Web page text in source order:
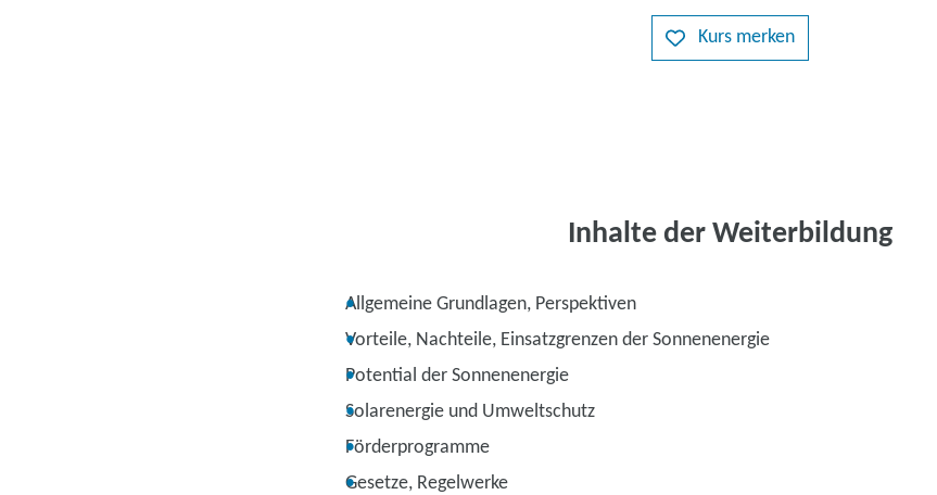
Kurs merken
Inhalte der Weiterbildung
Allgemeine Grundlagen, Perspektiven
Vorteile, Nachteile, Einsatzgrenzen der Sonnenenergie
Potential der Sonnenenergie
Solarenergie und Umweltschutz
Förderprogramme
Gesetze, Regelwerke